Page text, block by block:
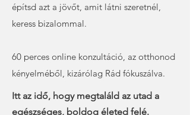
építsd azt a jövőt, amit látni szeretnél,
keress bizalommal.
60 perces online konzultáció, az otthonod
kényelméből, kizárólag Rád fókuszálva.
Itt az idő, hogy megtaláld az utad a
egészséges, boldog életed felé.